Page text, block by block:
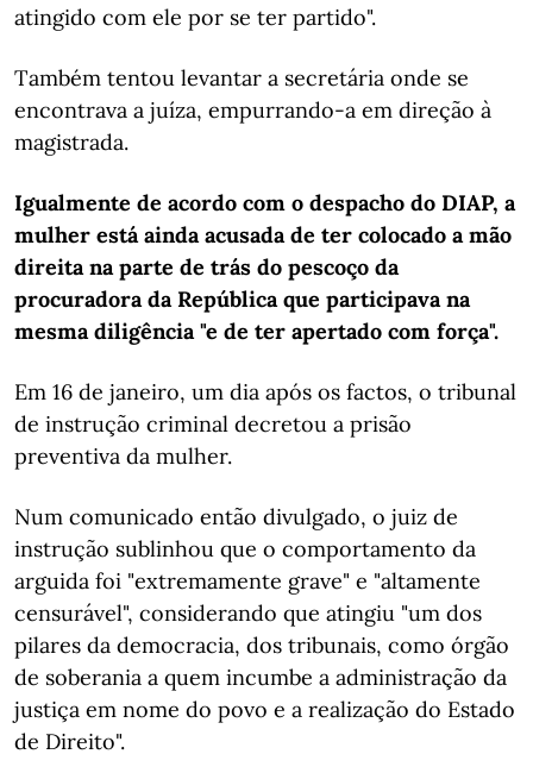
atingido com ele por se ter partido".
Também tentou levantar a secretária onde se
encontrava a juíza, empurrando-a em direção à
magistrada.
Igualmente de acordo com o despacho do DIAP, a
mulher está ainda acusada de ter colocado a mão
direita na parte de trás do pescoço da
procuradora da República que participava na
mesma diligência "e de ter apertado com força".
Em 16 de janeiro, um dia após os factos, o tribunal
de instrução criminal decretou a prisão
preventiva da mulher.
Num comunicado então divulgado, o juiz de
instrução sublinhou que o comportamento da
arguida foi "extremamente grave" e "altamente
censurável", considerando que atingiu "um dos
pilares da democracia, dos tribunais, como órgão
de soberania a quem incumbe a administração da
justiça em nome do povo e a realização do Estado
de Direito".